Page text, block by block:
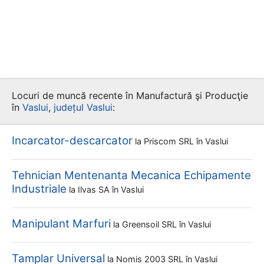
Locuri de muncă recente în Manufactură şi Producţie
în Vaslui, județul Vaslui:
Incarcator-descarcator la Priscom SRL în Vaslui
Tehnician Mentenanta Mecanica Echipamente
Industriale la Ilvas SA în Vaslui
Manipulant Marfuri la Greensoil SRL în Vaslui
Tamplar Universal la Nomis 2003 SRL în Vaslui